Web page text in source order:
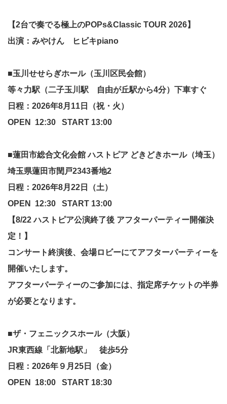
【2台で奏でる極上のPOPs&Classic TOUR 2026】
出演：みやけん ヒビキpiano
■玉川せせらぎホール（玉川区民会館）
等々力駅（二子玉川駅 自由が丘駅から4分）下車すぐ
日程：2026年8月11日（祝・火）
OPEN 12:30 START 13:00
■蓮田市総合文化会館 ハストピア どきどきホール（埼玉）
埼玉県蓮田市閏戸2343番地2
日程：2026年8月22日（土）
OPEN 12:30 START 13:00
【8/22 ハストピア公演終了後 アフターパーティー開催決
定！】
コンサート終演後、会場ロビーにてアフターパーティーを
開催いたします。
アフターパーティーのご参加には、指定席チケットの半券
が必要となります。
■ザ・フェニックスホール（大阪）
JR東西線「北新地駅」 徒歩5分
日程：2026年９月25日（金）
OPEN 18:00 START 18:30